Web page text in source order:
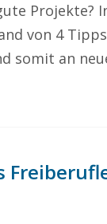
Projekte?
von 4
somit an